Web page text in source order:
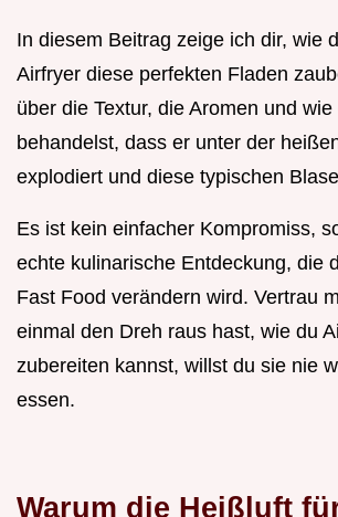
In diesem Beitrag zeige ich dir, wie
Airfryer diese perfekten Fladen
über die Textur, die Aromen und
behandelst, dass er unter der
explodiert und diese typischen
Es ist kein einfacher Kompromiss,
echte kulinarische Entdeckung, die
Fast Food verändern wird. Vertrau
einmal den Dreh raus hast, wie du
zubereiten kannst, willst du sie nie
essen.
Warum die Heißluft